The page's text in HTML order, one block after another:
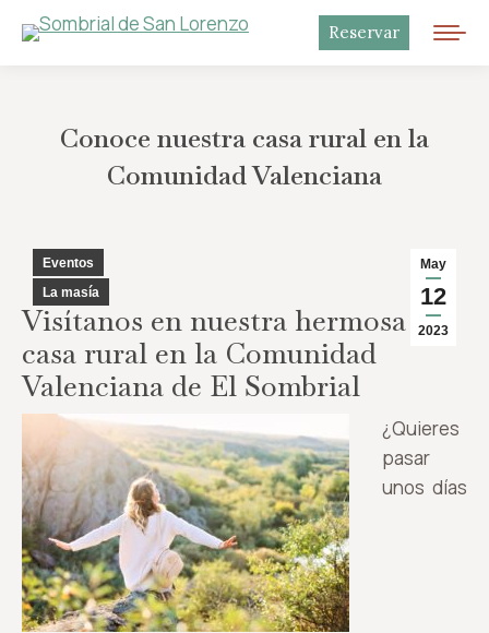
Reservar
Conoce nuestra casa rural en la
Comunidad Valenciana
May
12
2023
Eventos
La masía
Visítanos en nuestra hermosa
casa rural en la Comunidad
Valenciana de El Sombrial
¿Quieres
pasar
unos días